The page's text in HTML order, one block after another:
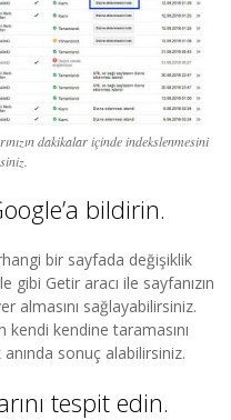
dakikalar içinde indekslenmesini
bildirin.
bir sayfada değişiklik
gibi Getir aracı ile sayfanızın
almasını sağlayabilirsiniz.
kendi kendine taramasını
sonuç alabilirsiniz.
tespit edin.